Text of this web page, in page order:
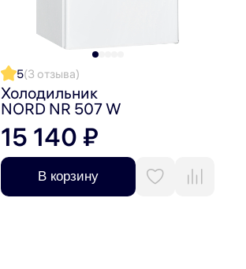
5(3 отзыва)
Холодильник
NORD NR 507 W
15 140 ₽
В корзину